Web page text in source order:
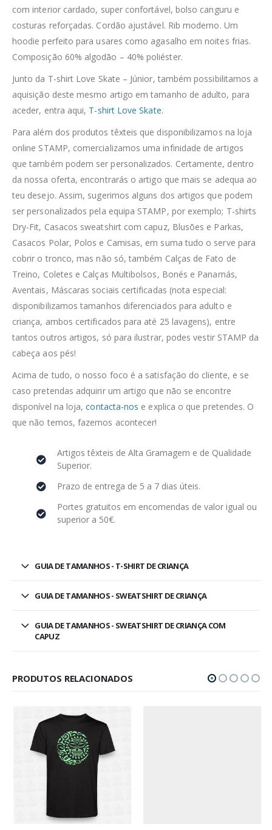
com interior cardado, super confortável, bolso canguru e
costuras reforçadas. Cordão ajustável. Rib moderno. Um
hoodie perfeito para usares como agasalho em noites frias.
Composição 60% algodão – 40% poliéster.
Junto da T-shirt Love Skate – Júnior, também possibilitamos a
aquisição deste mesmo artigo em tamanho de adulto, para
aceder, entra aqui, T-shirt Love Skate.
Para além dos produtos têxteis que disponibilizamos na loja
online STAMP, comercializamos uma infinidade de artigos
que também podem ser personalizados. Certamente, dentro
da nossa oferta, encontrarás o artigo que mais se adequa ao
teu desejo. Assim, sugerimos alguns dos artigos que podem
ser personalizados pela equipa STAMP, por exemplo; T-shirts
Dry-Fit, Casacos sweatshirt com capuz, Blusões e Parkas,
Casacos Polar, Polos e Camisas, em suma tudo o serve para
cobrir o tronco, mas não só, também Calças de Fato de
Treino, Coletes e Calças Multibolsos, Bonés e Panamás,
Aventais, Máscaras sociais certificadas (nota especial:
disponibilizamos tamanhos diferenciados para adulto e
criança, ambos certificados para até 25 lavagens), entre
tantos outros artigos, só para ilustrar, podes vestir STAMP da
cabeça aos pés!
Acima de tudo, o nosso foco é a satisfação do cliente, e se
caso pretendas adquirir um artigo que não se encontre
disponível na loja,contacta-nos e explica o que pretendes. O
que não temos, fazemos acontecer!
Artigos têxteis de Alta Gramagem e de Qualidade
Superior.
Prazo de entrega de 5 a 7 dias úteis.
Portes gratuitos em encomendas de valor igual ou
superior a 50€.
GUIA DE TAMANHOS - T-SHIRT DE CRIANÇA
GUIA DE TAMANHOS - SWEATSHIRT DE CRIANÇA
GUIA DE TAMANHOS - SWEATSHIRT DE CRIANÇA COM
CAPUZ
PRODUTOS RELACIONADOS